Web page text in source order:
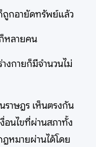
อายัดทรัพย์แล้ว
ลายคน
ายก็มีจำนวนไม่
ษฎร เห็นตรงกัน
อนไขที่ผ่านสภาทั้ง
หมายผ่านได้โดย